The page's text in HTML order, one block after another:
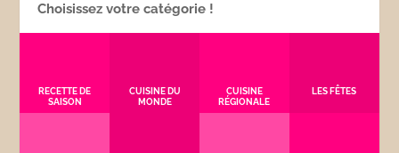
Choisissez votre catégorie !
RECETTE DE
SAISON
CUISINE DU
MONDE
CUISINE
RÉGIONALE
LES FÊTES